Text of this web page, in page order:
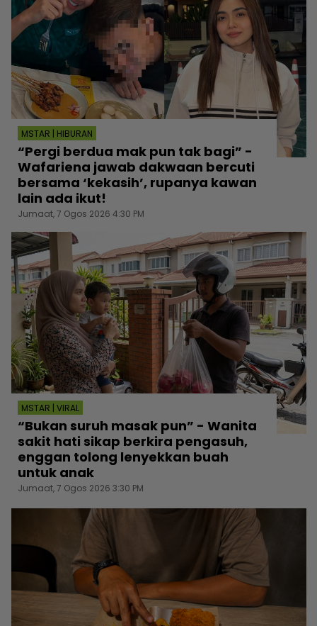
MSTAR | HIBURAN
“Pergi berdua mak pun tak bagi” -
Wafariena jawab dakwaan bercuti
bersama ‘kekasih’, rupanya kawan
lain ada ikut!
Jumaat, 7 Ogos 2026 4:30 PM
MSTAR | VIRAL
“Bukan suruh masak pun” - Wanita
sakit hati sikap berkira pengasuh,
enggan tolong lenyekkan buah
untuk anak
Jumaat, 7 Ogos 2026 3:30 PM